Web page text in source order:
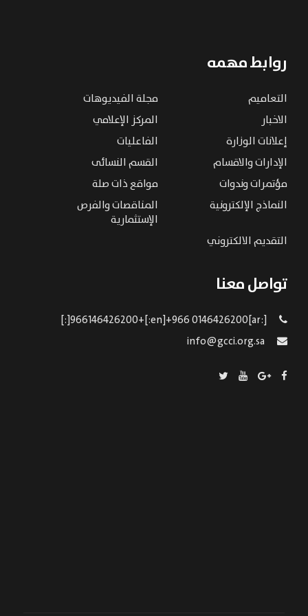
روابط مهمه
التعاميم
مجلة الفيديوهات
الاخبار
المركز الإعلامي
إعلانات الوزارة
الفاعليات
الإدارات والاقسام
القسم النسائى
مؤتمرات وندوات
مواقع ذات صلة
النماذج الإلكترونية
المناقصات والفرص
الإستثمارية
التقديم الالكتروني
تواصل معنا
[:ar]966146426200+[:en]+966 0146426200[:]